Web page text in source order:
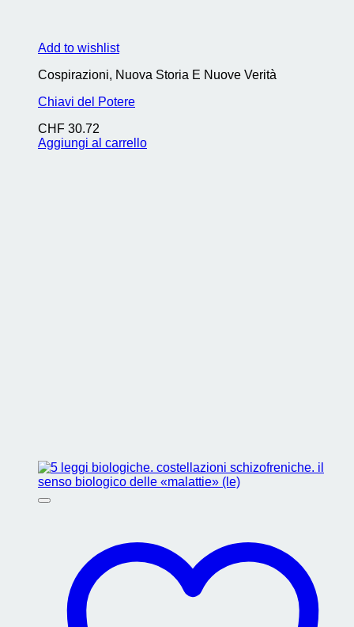
Add to wishlist
Cospirazioni, Nuova Storia E Nuove Verità
Chiavi del Potere
CHF 30.72
Aggiungi al carrello